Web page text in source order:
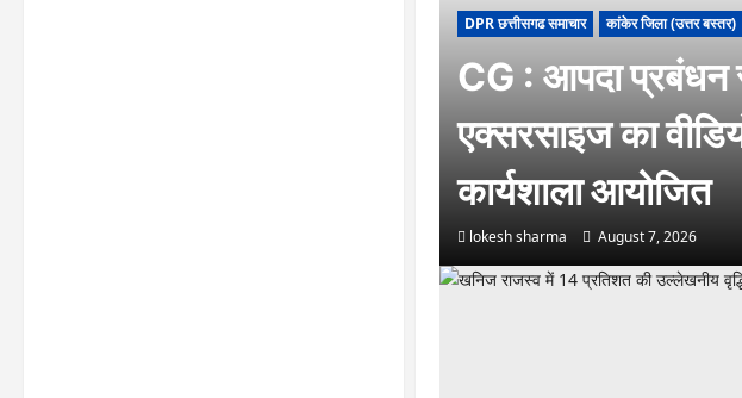
DPR छत्तीसगढ समाचार कांकेर जिला (उत्तर बस्तर)
CG : आपदा प्रबंधन
एक्सरसाइज का
कार्यशाला आयोजित
lokesh sharma August 7, 2026